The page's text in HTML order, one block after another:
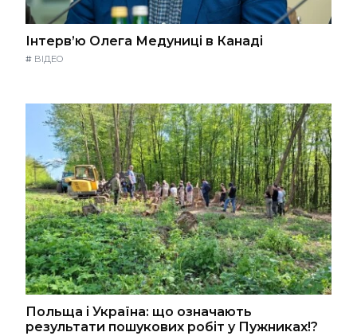
Інтерв’ю Олега Медуниці в Канаді
# ВІДЕО
Польща і Україна: що означають
результати пошукових робіт у Пужниках!?